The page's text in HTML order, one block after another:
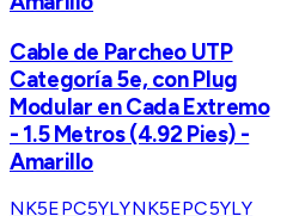
Cable de Parcheo UTP
Categoría 5e, con Plug
Modular en Cada Extremo
- 1.5 Metros (4.92 Pies) -
Amarillo
NK5EPC5YLYNK5EPC5YLY